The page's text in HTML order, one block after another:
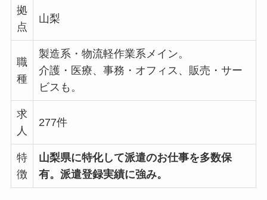
拠
点
山梨
職
種
製造系・物流軽作業系メイン。
介護・医療、事務・オフィス、販売・サー
ビスも。
求
人
277件
特
徴
山梨県に特化して派遣のお仕事を多数保
有。派遣登録実績に強み。